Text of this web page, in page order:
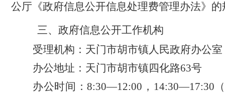
公厅《政府信息公开信息处理费管理办法》
三、政府信息公开工作机构
受理机构：天门市胡市镇人民政府办公室
办公地址：天门市胡市镇四化路63号
办公时间：8:30—12:00，14:30—17:30